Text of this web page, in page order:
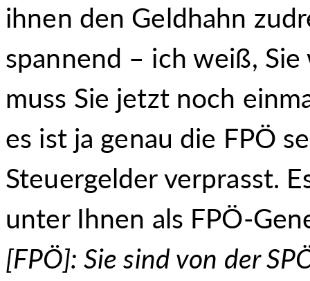
ihnen den Geldhahn
spannend – ich weiß,
muss Sie jetzt noch
es ist ja genau die FPÖ
Steuergelder verprasst.
unter Ihnen als FPÖ-
[FPÖ]: Sie sind von der